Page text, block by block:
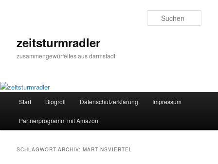
zeitsturmradler
zusammengewürfeltes aus darmstadt
Start Blogroll Datenschutzerklärung Impressum
Partnerprogramm mit Amazon
SCHLAGWORT-ARCHIV:MARTINSVIERTEL